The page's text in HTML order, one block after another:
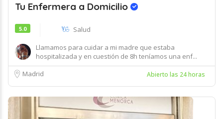
Tu Enfermera a Domicilio
5.0
Salud
Llamamos para cuidar a mi madre que estaba
hospitalizada y en cuestión de 8h teníamos una enf...
Madrid
Abierto las 24 horas